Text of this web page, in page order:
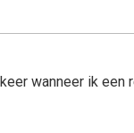
wanneer ik een